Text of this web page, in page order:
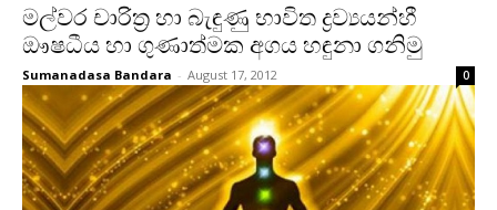
මල්වර චාරිත්‍ර හා බැඳුණු භාවිත ද්‍රව්‍යයන්හී
ඖෂධීය හා ගුණාත්මක අගය හඳුනා ගනිමු
Sumanadasa Bandara - August 17, 2012 0